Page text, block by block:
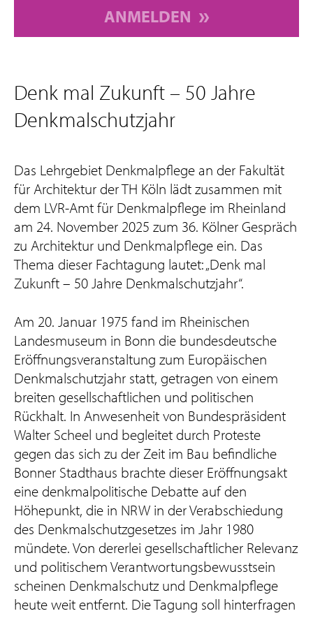
ANMELDEN
Denk mal Zukunft – 50 Jahre
Denkmalschutzjahr
Das Lehrgebiet Denkmalpflege an der Fakultät
für Architektur der TH Köln lädt zusammen mit
dem LVR-Amt für Denkmalpflege im Rheinland
am 24. November 2025 zum 36. Kölner Gespräch
zu Architektur und Denkmalpflege ein. Das
Thema dieser Fachtagung lautet: „Denk mal
Zukunft – 50 Jahre Denkmalschutzjahr“.
Am 20. Januar 1975 fand im Rheinischen
Landesmuseum in Bonn die bundesdeutsche
Eröffnungsveranstaltung zum Europäischen
Denkmalschutzjahr statt, getragen von einem
breiten gesellschaftlichen und politischen
Rückhalt. In Anwesenheit von Bundespräsident
Walter Scheel und begleitet durch Proteste
gegen das sich zu der Zeit im Bau befindliche
Bonner Stadthaus brachte dieser Eröffnungsakt
eine denkmalpolitische Debatte auf den
Höhepunkt, die in NRW in der Verabschiedung
des Denkmalschutzgesetzes im Jahr 1980
mündete. Von dererlei gesellschaftlicher Relevanz
und politischem Verantwortungsbewusstsein
scheinen Denkmalschutz und Denkmalpflege
heute weit entfernt. Die Tagung soll hinterfragen